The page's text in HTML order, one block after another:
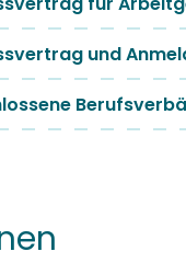
und